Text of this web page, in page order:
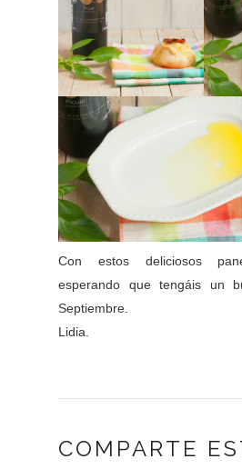
Con estos deliciosos
esperando que tengáis un
Septiembre.
Lidia.
COMPARTE